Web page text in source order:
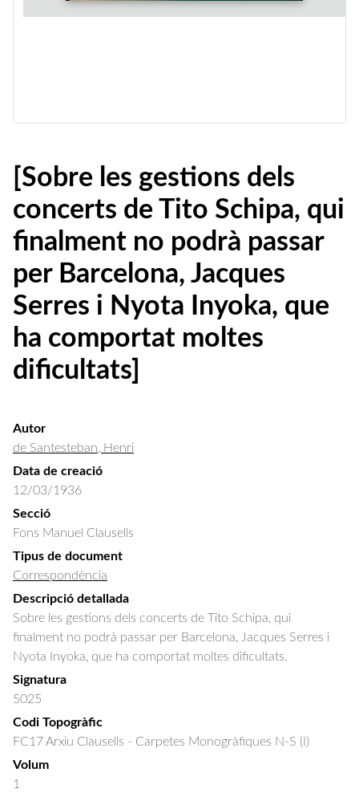
[Sobre les gestions dels
concerts de Tito Schipa, qui
finalment no podrà passar
per Barcelona, Jacques
Serres i Nyota Inyoka, que
ha comportat moltes
dificultats]
Autor
de Santesteban, Henri
Data de creació
12/03/1936
Secció
Fons Manuel Clausells
Tipus de document
Correspondència
Descripció detallada
Sobre les gestions dels concerts de Tito Schipa, qui
finalment no podrà passar per Barcelona, Jacques Serres i
Nyota Inyoka, que ha comportat moltes dificultats.
Signatura
5025
Codi Topogràfic
FC17 Arxiu Clausells - Carpetes Monogràfiques N-S (I)
Volum
1